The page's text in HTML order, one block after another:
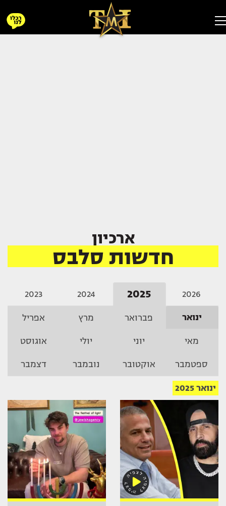
ארכיון
חדשות סלבס
2026
2025
2024
2023
ינואר פברואר מרץ אפריל
מאי יוני יולי אוגוסט
ספטמבר אוקטובר נובמבר דצמבר
ינואר 2025